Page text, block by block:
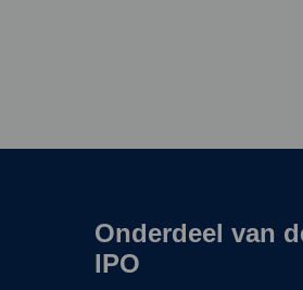
Onderdeel van
IPO